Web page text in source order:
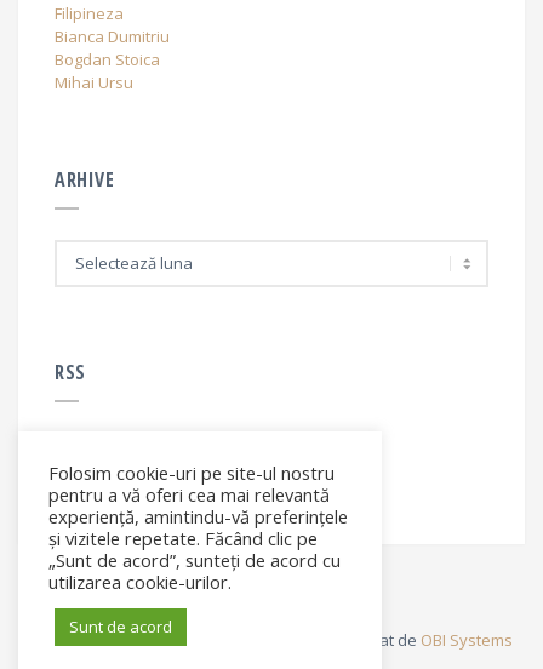
Filipineza
Bianca Dumitriu
Bogdan Stoica
Mihai Ursu
ARHIVE
RSS
RSS - articole
© Elena Filip. All rights reserved ® - Site dezvoltat de OBI Systems
Folosim cookie-uri pe site-ul nostru
pentru a vă oferi cea mai relevantă
experiență, amintindu-vă preferințele
și vizitele repetate. Făcând clic pe
„Sunt de acord”, sunteți de acord cu
utilizarea cookie-urilor.
Sunt de acord